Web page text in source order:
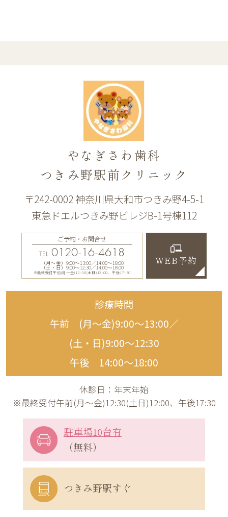
やなぎさわ歯科
つきみ野駅前クリニック
〒242-0002 神奈川県大和市つきみ野4-5-1
東急ドエルつきみ野ビレジB-1号棟112
ご予約・お問合せ
TEL 0120-16-4618
（月〜金）9:00〜13:00／14:00〜18:00
（土・日）9:00〜12:30／14:00〜18:00
※最終受付午前(月～金)12:30(土日)12:00、午後17:30
WEB予約
診療時間
午前 (月〜金)9:00〜13:00／
(土・日)9:00〜12:30
午後 14:00〜18:00
休診日：年末年始
※最終受付午前(月～金)12:30(土日)12:00、午後17:30
駐車場10台有
（無料）
つきみ野駅すぐ